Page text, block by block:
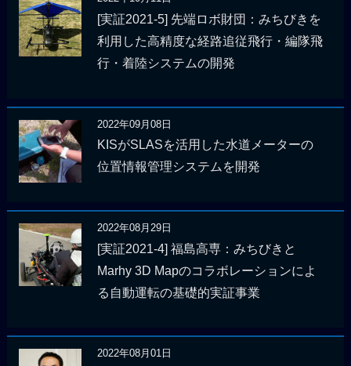
[実証2021-5] 先端ロボ財団：みちびきを
利用した高精度な経路追従飛行・編隊飛
行・着陸システムの開発
2022年09月08日
KISがSLASを活用した水道メーターの
位置情報管理システムを開発
2022年08月29日
[実証2021-4] 福島高専：みちびきと
Marhy 3D Mapのコラボレーションによ
る自動運転の基礎的実証事業
2022年08月01日